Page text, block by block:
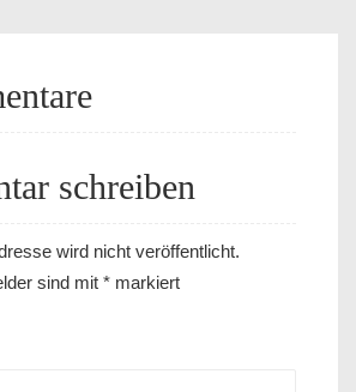
schreiben
wird nicht veröffentlicht.
sind mit * markiert